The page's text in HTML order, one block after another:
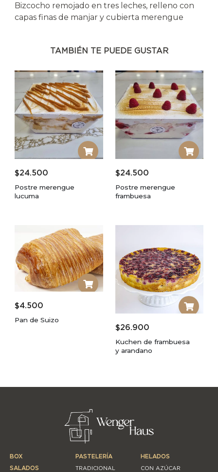
Bizcocho remojado en tres leches, relleno con
capas finas de manjar y cubierta merengue
TAMBIÉN TE PUEDE GUSTAR
$24.500
Postre merengue
lucuma
$24.500
Postre merengue
frambuesa
$4.500
Pan de Suizo
$26.900
Kuchen de frambuesa
y arandano
BOX
SALADOS
PASTELERÍA
TRADICIONAL
HELADOS
CON AZÚCAR